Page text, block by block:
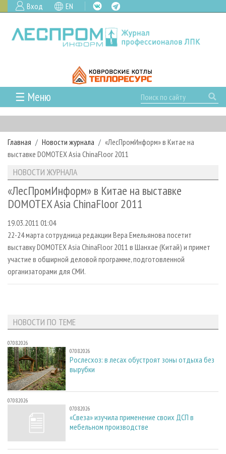
Вход EN
☰ Меню
ГЛАВНАЯ
РУБРИКИ И ТЕМЫ
РУБРИКИ ЖУРНАЛА
ЛЕСОЗАГОТОВКА
ЛЕСОПИЛЕНИЕ
СУШКА ДРЕВЕСИНЫ
ПРОИЗВОДСТВО ДРЕВЕСНЫХ ПЛИТ
ДЕРЕВЯННОЕ ДОМОСТРОЕНИЕ
ПРОИЗВОДСТВО МЕБЕЛИ
ЦБП
ИНСТРУМЕНТ И МАТЕРИАЛЫ
НОВОСТИ
НОВОСТИ ЛПК
НОВОСТИ ЖУРНАЛА
ПРОЕКТЫ ЛПИ
АНАЛИТИКА
ПРЕДПРИЯТИЯ ЛПК
ПЕРСОНЫ
МОБИЛЬНЫЕ ВЫСТАВКИ
ОФИЦИАЛЬНЫЕ ДЕЛЕГАЦИИ
ПРИОРИТЕТНЫЕ ИНВЕСТПРОЕКТЫ
ГАЗЕТА ЛЕСПРОМФОРУМ
АРХИВ
АРХИВ ЖУРНАЛОВ
О ЖУРНАЛЕ
ПОДПИСКА
КОНТАКТЫ
РЕКЛАМОДАТЕЛЯМ
РЕКЛАМА
РЕКЛАМА НА САЙТЕ
Главная Новости журнала
«ЛесПромИнформ» в Китае на
выставке DOMOTEX Asia ChinaFloor 2011
НОВОСТИ ЖУРНАЛА
«ЛесПромИнформ» в Китае на выставке
DOMOTEX Asia ChinaFloor 2011
19.03.2011 01:04
22-24 марта сотрудница редакции Вера Емельянова посетит
выставку DOMOTEX Asia ChinaFloor 2011 в Шанхае (Китай) и примет
участие в обширной деловой программе, подготовленной
организаторами для СМИ.
НОВОСТИ ПО ТЕМЕ
07.08.2026
07.08.2026
Рослесхоз: в лесах обустроят зоны отдыха без
вырубки
07.08.2026
07.08.2026
«Свеза» изучила применение своих ДСП в
мебельном производстве